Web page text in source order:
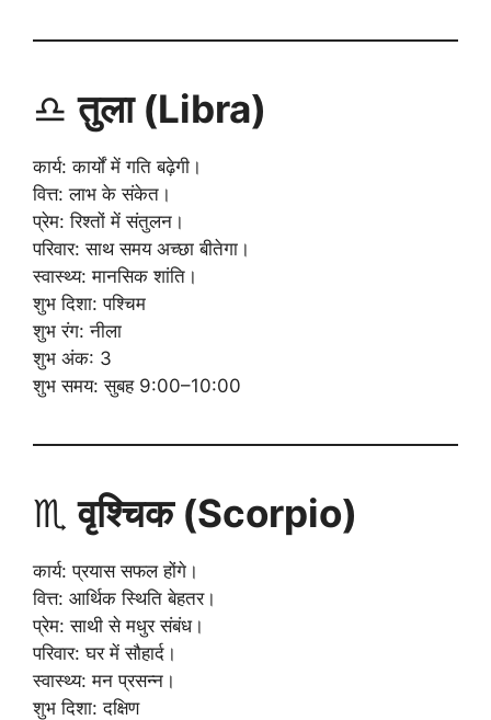
♎तुला (Libra)
कार्य: कार्यों में गति बढ़ेगी।
वित्त: लाभ के संकेत।
प्रेम: रिश्तों में संतुलन।
परिवार: साथ समय अच्छा बीतेगा।
स्वास्थ्य: मानसिक शांति।
शुभ दिशा: पश्चिम
शुभ रंग: नीला
शुभ अंक: 3
शुभ समय: सुबह 9:00–10:00
♏वृश्चिक (Scorpio)
कार्य: प्रयास सफल होंगे।
वित्त: आर्थिक स्थिति बेहतर।
प्रेम: साथी से मधुर संबंध।
परिवार: घर में सौहार्द।
स्वास्थ्य: मन प्रसन्न।
शुभ दिशा: दक्षिण